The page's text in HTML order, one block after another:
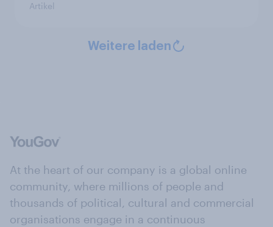
Artikel
Weitere laden
At the heart of our company is a global online
community, where millions of people and
thousands of political, cultural and commercial
organisations engage in a continuous